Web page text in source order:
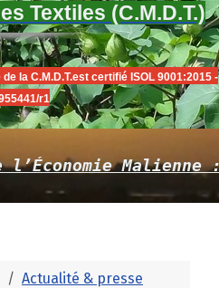
Textiles (C.M.D.T.)
la C.M.D.T.est certifié ISOL 9001:2015 -
r1
l’Économie
Actualité & presse